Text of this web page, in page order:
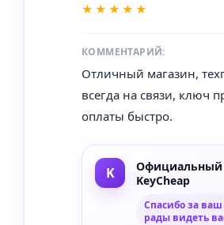
★★★★★
КОММЕНТАРИЙ:
Отличный магазин,
всегда на связи, ключ
оплаты быстро.
Официальный
KeyCheap
Спасибо за
рады видеть